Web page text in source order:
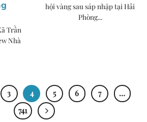
hội vàng sau sáp nhập tại Hải
Phòng...
Trần
Nhà
3 4 5 6 7
…
741